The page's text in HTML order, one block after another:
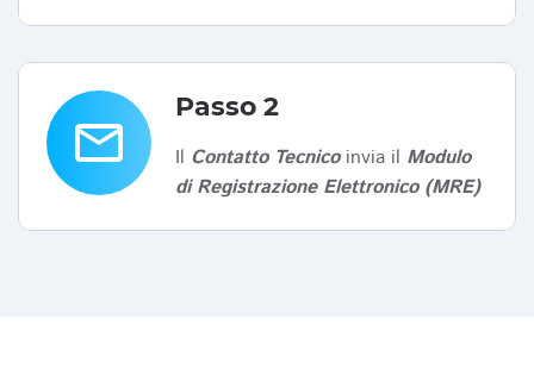
email
Passo 2
Il Contatto Tecnicoinvia il Modulo
di Registrazione Elettronico (MRE)